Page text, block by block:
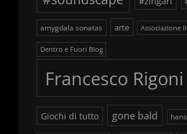
amygdala sonatas arte Associazione
Dentro e Fuori Blog
Francesco Rigoni
Giochi di tutto gone bald